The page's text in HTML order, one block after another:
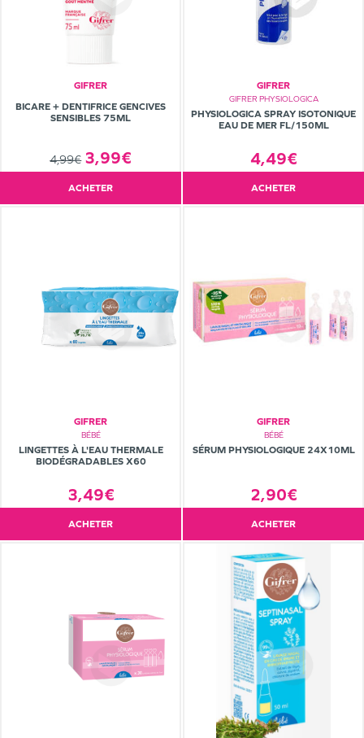
GIFRER
BICARE + DENTIFRICE GENCIVES
SENSIBLES 75ML
4,99€ 3,99€
ACHETER
GIFRER
GIFRER PHYSIOLOGICA
PHYSIOLOGICA SPRAY ISOTONIQUE
EAU DE MER FL/150ML
4,49€
ACHETER
GIFRER
BÉBÉ
LINGETTES À L'EAU THERMALE
BIODÉGRADABLES X60
3,49€
ACHETER
GIFRER
BÉBÉ
SÉRUM PHYSIOLOGIQUE 24X10ML
2,90€
ACHETER